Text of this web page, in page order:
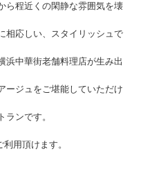
ら程近くの閑静な雰囲気を壊
相応しい、スタイリッシュで
浜中華街老舗料理店が生み出
ージュをご堪能していただけ
ランです。
用頂けます。